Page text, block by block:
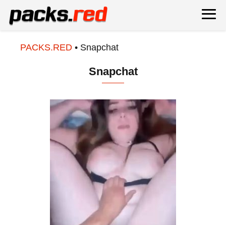
PACKS.RED • Snapchat
Snapchat